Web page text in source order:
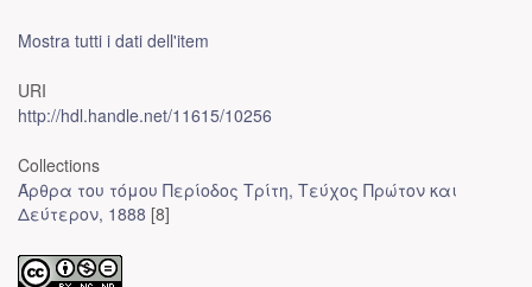
Mostra tutti i dati dell'item
URI
http://hdl.handle.net/11615/10256
Collections
Άρθρα του τόμου Περίοδος Τρίτη, Τεύχος Πρώτον και
Δεύτερον, 1888 [8]